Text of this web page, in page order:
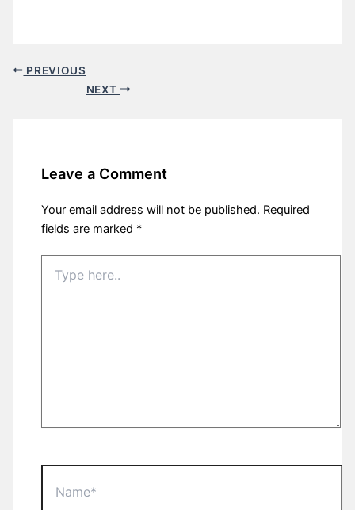
PREVIOUS
NEXT
Leave a Comment
Your email address will not be published. Required
fields are marked *
here..